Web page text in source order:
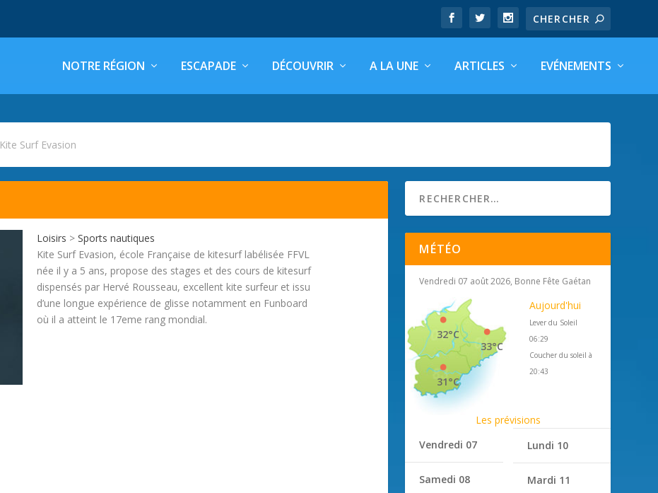
NOTRE RÉGION ESCAPADE DÉCOUVRIR A LA UNE ARTICLES EVÉNEMENTS
Kite Surf Evasion
Loisirs >Sports nautiques
Kite Surf Evasion, école Française de kitesurf labélisée FFVL
née il y a 5 ans, propose des stages et des cours de kitesurf
dispensés par Hervé Rousseau, excellent kite surfeur et issu
d’une longue expérience de glisse notamment en Funboard
où il a atteint le 17eme rang mondial.
MÉTÉO
Vendredi 07 août 2026, Bonne Fête Gaétan
33°C
32°C
31°C
Aujourd'hui
Lever du Soleil
06:29
Coucher du soleil à
20:43
Les prévisions
Vendredi 07
Samedi 08
Lundi 10
Mardi 11